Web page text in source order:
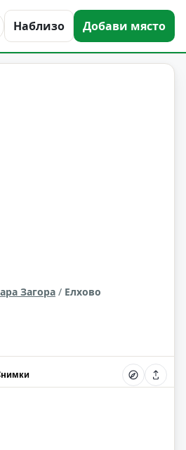
Наблизо Добави място
Загора
Загора / Елхово